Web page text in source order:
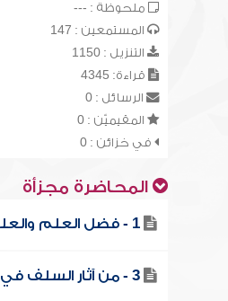
ملحوظة : ---
المستمعين : 147
التنزيل : 1150
قراءة: 4345
الرسائل : 0
المقيميّن : 0
في خزائن : 0
المحاضرة مجزأة
1 - فضل العلم والعلماء
3 - من آثار السلف في فضل العلم